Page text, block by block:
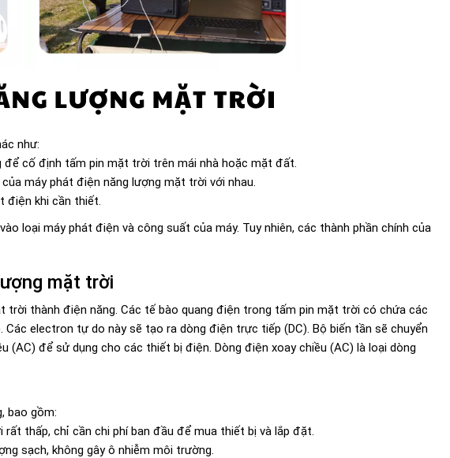
như:
cố định tấm pin mặt trời trên mái nhà hoặc mặt đất.
máy phát điện năng lượng mặt trời với nhau.
điện khi cần thiết.
loại máy phát điện và công suất của máy. Tuy nhiên, các thành phần chính của
mặt trời
thành điện năng. Các tế bào quang điện trong tấm pin mặt trời có chứa các
electron tự do này sẽ tạo ra dòng điện trực tiếp (DC). Bộ biến tần sẽ chuyển
để sử dụng cho các thiết bị điện. Dòng điện xoay chiều (AC) là loại dòng
bao gồm:
thấp, chỉ cần chi phí ban đầu để mua thiết bị và lắp đặt.
sạch, không gây ô nhiễm môi trường.